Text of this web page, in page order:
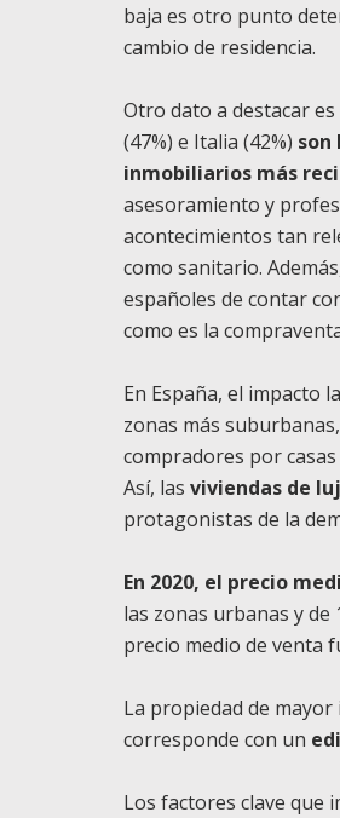
baja es otro punto
cambio de residencia.
Otro dato a destacar
(47%) e Italia (42%) son
inmobiliarios más
asesoramiento y
acontecimientos tan
como sanitario.
españoles de contar
como es la
En España, el impacto
zonas más
compradores por
Así, las viviendas de
protagonistas de la
En 2020, el precio
las zonas urbanas y
precio medio de venta
La propiedad de mayor
corresponde con un
Los factores clave que